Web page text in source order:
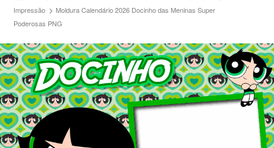
Impressão
Moldura Calendário 2026 Docinho das Meninas Super
Poderosas PNG